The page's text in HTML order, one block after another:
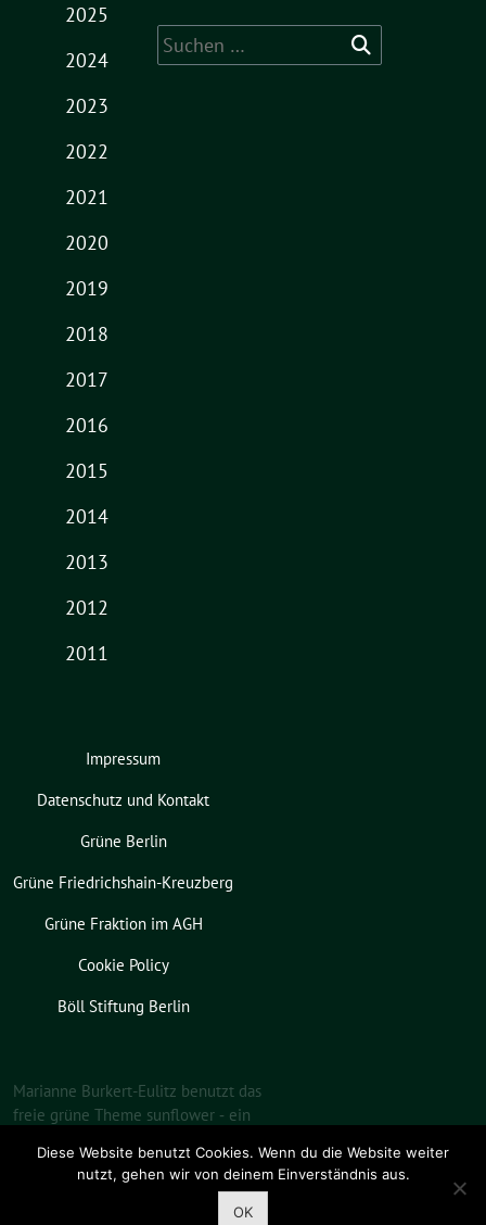
2025
2024
2023
2022
2021
2020
2019
2018
2017
2016
2015
2014
2013
2012
2011
Suche
nach:
Impressum
Datenschutz und Kontakt
Grüne Berlin
Grüne Friedrichshain-Kreuzberg
Grüne Fraktion im AGH
Cookie Policy
Böll Stiftung Berlin
Marianne Burkert-Eulitz benutzt das
freie grüne Theme sunflower ‐ ein
Diese Website benutzt Cookies. Wenn du die Website weiter
nutzt, gehen wir von deinem Einverständnis aus.
OK